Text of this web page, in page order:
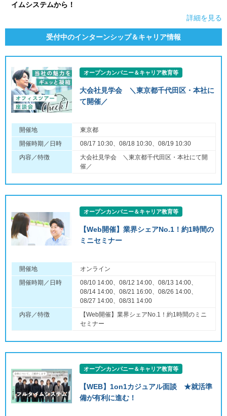
イムシステムから！
詳細を見る
受付中のインターンシップ＆キャリア情報
オープンカンパニー＆キャリア教育等
大会社見学会 ＼東京都千代田区・本社に
て開催／
開催地
東京都
開催時期／日時
08/17 10:30、08/18 10:30、08/19 10:30
内容／特徴
大会社見学会 ＼東京都千代田区・本社にて開
催／
オープンカンパニー＆キャリア教育等
【Web開催】業界シェアNo.1！約1時間の
ミニセミナー
開催地
オンライン
開催時期／日時
08/10 14:00、08/12 14:00、08/13 14:00、
08/14 14:00、08/21 16:00、08/26 14:00、
08/27 14:00、08/31 14:00
内容／特徴
【Web開催】業界シェアNo.1！約1時間のミニ
セミナー
オープンカンパニー＆キャリア教育等
【WEB】1on1カジュアル面談 ★就活準
備が有利に進む！